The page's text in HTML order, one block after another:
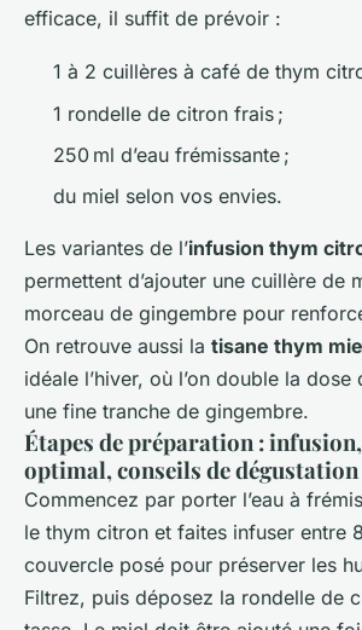
efficace, il suffit de prévoir :
1 à 2 cuillères à café de thym
1 rondelle de citron frais ;
250 ml d’eau frémissante ;
du miel selon vos envies.
Les variantes de l’infusion thym
permettent d’ajouter une cuillère de
morceau de gingembre pour
On retrouve aussi la tisane thym
idéale l’hiver, où l’on double la
une fine tranche de gingembre.
Étapes de préparation :
optimal, conseils de dégustation
Commencez par porter l’eau à
le thym citron et faites infuser entre
couvercle posé pour préserver les
Filtrez, puis déposez la rondelle de